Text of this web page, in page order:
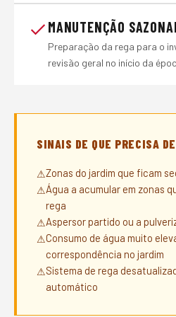
MANUTENÇÃO
Preparação da rega para o
revisão geral no início da
SINAIS DE QUE PRECISA
Zonas do jardim que ficam
Água a acumular em zonas
rega
Aspersor partido ou a
Consumo de água muito
correspondência no jardim
Sistema de rega
automático